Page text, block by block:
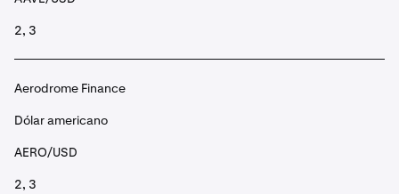
2, 3
Aerodrome Finance
Dólar americano
AERO/USD
2, 3